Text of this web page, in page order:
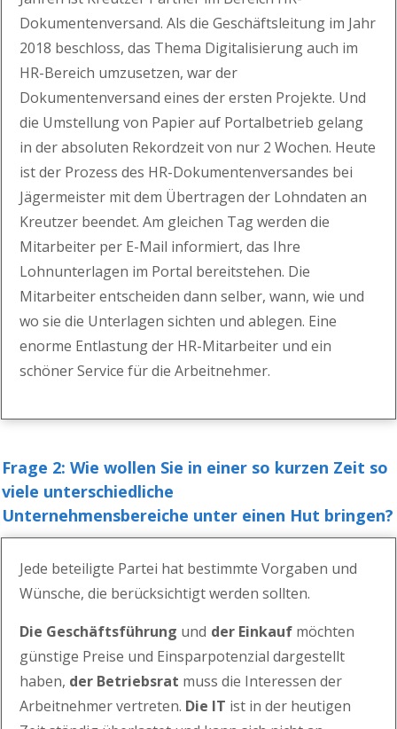
Dokumentenversand. Als die Geschäftsleitung im Jahr
2018 beschloss, das Thema Digitalisierung auch im
HR-Bereich umzusetzen, war der
Dokumentenversand eines derersten Projekte. Und
die Umstellung von Papier auf Portalbetrieb gelang
in derabsoluten Rekordzeitvon nur 2 Wochen. Heute
ist der Prozess des HR-Dokumentenversandes bei
Jägermeister mit dem Übertragen der Lohndaten an
Kreutzer beendet. Am gleichen Tag werden die
Mitarbeiter per E-Mail informiert, das Ihre
Lohnunterlagen im Portal bereitstehen. Die
Mitarbeiter entscheiden dann selber, wann, wie und
wo sie die Unterlagen sichten und ablegen. Eine
enorme Entlastung der HR-Mitarbeiter und ein
schöner Service für die Arbeitnehmer.
Frage 2: Wie wollen Sie in einer so kurzen Zeit so
viele unterschiedliche
Unternehmensbereiche unter einen Hut bringen?
Jede beteiligte Partei hat bestimmte Vorgaben und
Wünsche, die berücksichtigt werden sollten.
Die Geschäftsführung und der Einkauf möchten
günstige Preise und Einsparpotenzial dargestellt
haben, der Betriebsrat muss die Interessen der
Arbeitnehmervertreten. Die IT ist in der heutigen